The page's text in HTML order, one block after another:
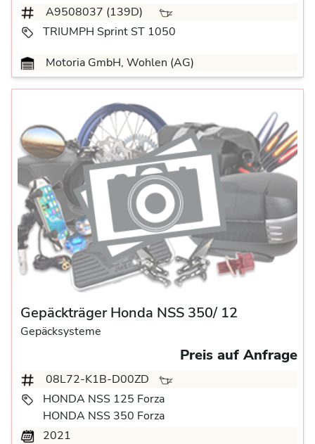
A9508037 (139D)
TRIUMPH Sprint ST 1050
Motoria GmbH, Wohlen (AG)
Gepäckträger Honda NSS 350/ 12
Gepäcksysteme
Preis auf Anfrage
08L72-K1B-D00ZD
HONDA NSS 125 Forza
HONDA NSS 350 Forza
2021